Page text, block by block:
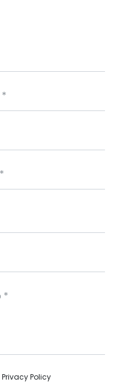
Privacy Policy